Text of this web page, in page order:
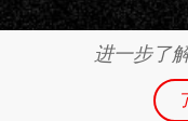
进一步了